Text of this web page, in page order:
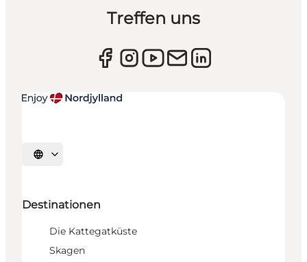
Treffen uns
Sprache auswählen
Destinationen
Die Kattegatküste
Skagen